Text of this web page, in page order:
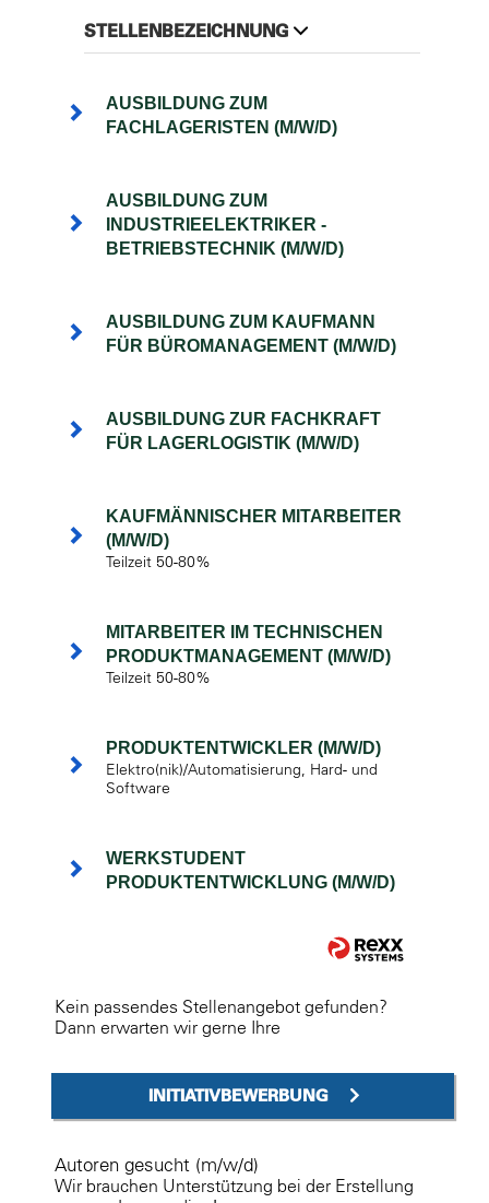
STELLENBEZEICHNUNG
AUSBILDUNG ZUM
FACHLAGERISTEN (M/W/D)
AUSBILDUNG ZUM
INDUSTRIEELEKTRIKER -
BETRIEBSTECHNIK (M/W/D)
AUSBILDUNG ZUM KAUFMANN
FÜR BÜROMANAGEMENT (M/W/D)
AUSBILDUNG ZUR FACHKRAFT
FÜR LAGERLOGISTIK (M/W/D)
KAUFMÄNNISCHER MITARBEITER
(M/W/D)
Teilzeit 50-80%
MITARBEITER IM TECHNISCHEN
PRODUKTMANAGEMENT (M/W/D)
Teilzeit 50-80%
PRODUKTENTWICKLER (M/W/D)
Elektro(nik)/Automatisierung, Hard- und
Software
WERKSTUDENT
PRODUKTENTWICKLUNG (M/W/D)
Kein passendes Stellenangebot gefunden?
Dann erwarten wir gerne Ihre
INITIATIVBEWERBUNG
Autoren gesucht (m/w/d)
Wir brauchen Unterstützung bei der Erstellung